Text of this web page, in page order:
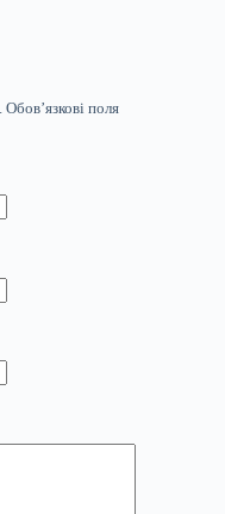
Обов’язкові поля